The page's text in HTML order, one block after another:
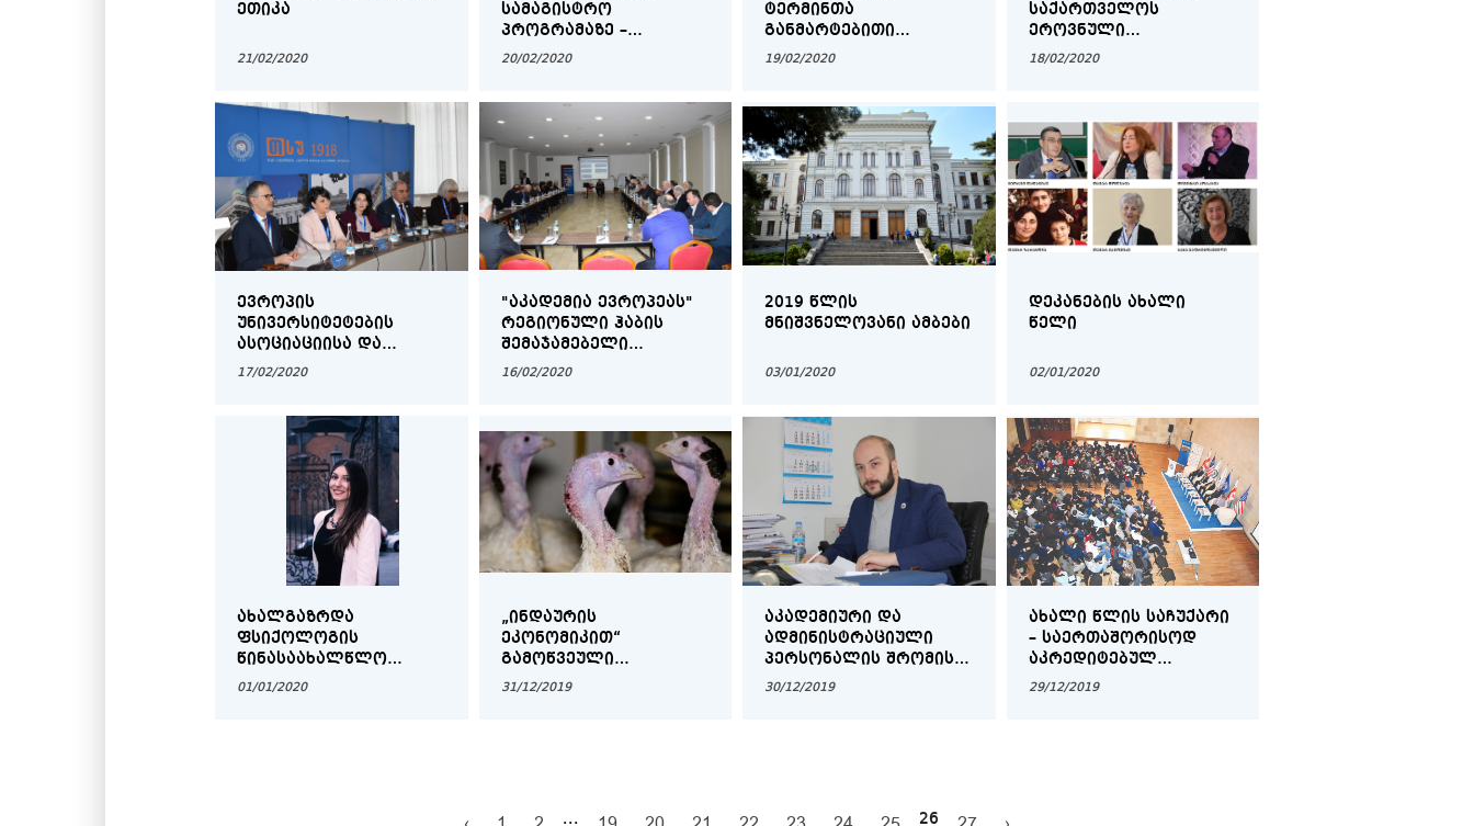
ᲔᲗᲘᲙᲐ
21/02/2020
ᲡᲐᲛᲐᲒᲘᲡᲢᲠᲝ
ᲞᲠᲝᲒᲠᲐᲛᲐᲖᲔ –
„ᲢᲣᲠᲘᲖᲛᲘ“ – ᲡᲬᲐᲕᲚᲐ
20/02/2020
ᲢᲔᲠᲛᲘᲜᲗᲐ
ᲒᲐᲜᲛᲐᲠᲢᲔᲑᲘᲗᲘ
ᲚᲔᲥᲡᲘᲙᲝᲜᲘ ᲒᲐᲛᲝᲘᲪᲐ
19/02/2020
ᲡᲐᲥᲐᲠᲗᲕᲔᲚᲝᲡ
ᲔᲠᲝᲕᲜᲣᲚᲘ
ᲡᲐᲛᲔᲪᲜᲘᲔᲠᲝ ᲤᲝᲜᲓᲘᲡ
18/02/2020
ᲔᲕᲠᲝᲞᲘᲡ
ᲣᲜᲘᲕᲔᲠᲡᲘᲢᲔᲢᲔᲑᲘᲡ
ᲐᲡᲝᲪᲘᲐᲪᲘᲘᲡᲐ ᲓᲐ
ᲥᲐᲠᲗᲣᲚᲘ
ᲨᲔᲮᲕᲔᲓᲠᲐ
17/02/2020
"ᲐᲙᲐᲓᲔᲛᲘᲐ ᲔᲕᲠᲝᲞᲔᲐᲡ"
ᲠᲔᲒᲘᲝᲜᲣᲚᲘ ᲰᲐᲑᲘᲡ
ᲨᲔᲛᲐᲯᲐᲛᲔᲑᲔᲚᲘ
ᲦᲝᲜᲘᲡᲫᲘᲔᲑᲐ
16/02/2020
2019 ᲬᲚᲘᲡ
ᲛᲜᲘᲨᲕᲜᲔᲚᲝᲕᲐᲜᲘ ᲐᲛᲑᲔᲑᲘ
03/01/2020
ᲓᲔᲙᲐᲜᲔᲑᲘᲡ ᲐᲮᲐᲚᲘ
ᲬᲔᲚᲘ
02/01/2020
ᲐᲮᲐᲚᲒᲐᲖᲠᲓᲐ
ᲤᲡᲘᲥᲝᲚᲝᲒᲘᲡ
ᲬᲘᲜᲐᲡᲐᲐᲮᲐᲚᲬᲚᲝ
ᲠᲩᲔᲕᲔᲑᲘ
01/01/2020
„ᲘᲜᲓᲐᲣᲠᲘᲡ
ᲔᲙᲝᲜᲝᲛᲘᲙᲘᲗ“
ᲒᲐᲛᲝᲬᲕᲔᲣᲚᲘ
ᲬᲘᲜᲐᲡᲐᲐᲮᲐᲚᲬᲚᲝ
31/12/2019
ᲐᲙᲐᲓᲔᲛᲘᲣᲠᲘ ᲓᲐ
ᲐᲓᲛᲘᲜᲘᲡᲢᲠᲐᲪᲘᲣᲚᲘ
ᲞᲔᲠᲡᲝᲜᲐᲚᲘᲡ ᲨᲠᲝᲛᲘᲡ
ᲐᲜᲐᲖᲦᲐᲣᲠᲔᲑᲐ ᲘᲖᲠᲓᲔᲑᲐ
30/12/2019
ᲐᲮᲐᲚᲘ ᲬᲚᲘᲡ ᲡᲐᲩᲣᲥᲐᲠᲘ
– ᲡᲐᲔᲠᲗᲐᲨᲝᲠᲘᲡᲝᲓ
ᲐᲙᲠᲔᲓᲘᲢᲔᲑᲣᲚ
ᲞᲠᲝᲒᲠᲐᲛᲔᲑᲖᲔ ᲛᲘᲦᲔᲑᲐ
29/12/2019
... 26